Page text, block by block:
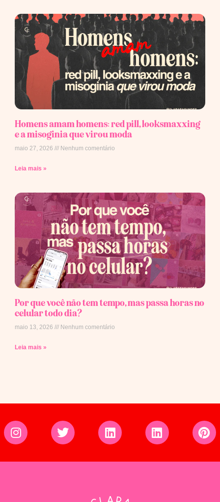
Homens amam homens: red pill, looksmaxxing
e a misoginia que virou moda
maio 27, 2026 Nenhum comentário
Leia mais »
Por que você não tem tempo, mas passa horas no
celular todo dia?
maio 13, 2026 Nenhum comentário
Leia mais »